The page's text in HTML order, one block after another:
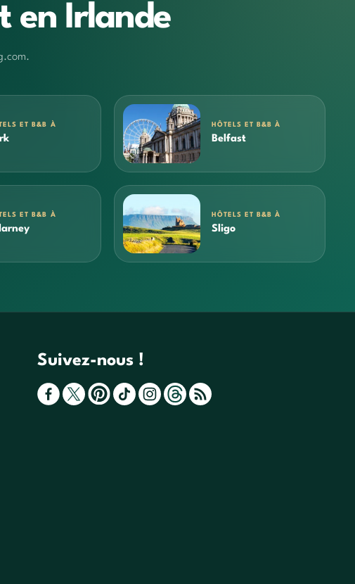
en Irlande
ET B&B À HÔTELS ET B&B À
Belfast
ET B&B À HÔTELS ET B&B À
Sligo
Suivez-nous !